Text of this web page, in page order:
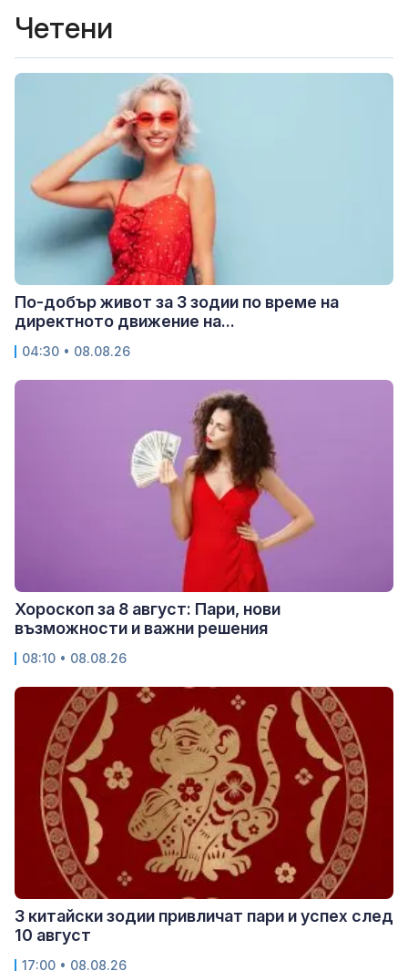
Четени
По-добър живот за 3 зодии по време на
директното движение на...
04:30 • 08.08.26
Хороскоп за 8 август: Пари, нови
възможности и важни решения
08:10 • 08.08.26
3 китайски зодии привличат пари и успех след
10 август
17:00 • 08.08.26